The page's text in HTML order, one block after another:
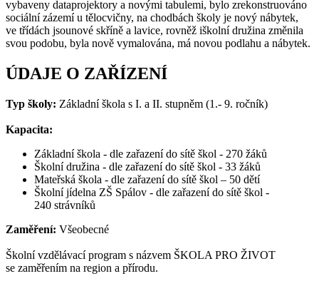
vybaveny dataprojektory a novými tabulemi, bylo zrekonstruováno
sociální zázemí u tělocvičny, na chodbách školy je nový nábytek,
ve třídách jsounové skříně a lavice, rovněž iškolní družina změnila
svou podobu, byla nově vymalována, má novou podlahu a nábytek.
ÚDAJE O ZAŘÍZENÍ
Typ školy: Základní škola s I. a II. stupněm (1.- 9. ročník)
Kapacita:
Základní škola - dle zařazení do sítě škol - 270 žáků
Školní družina - dle zařazení do sítě škol - 33 žáků
Mateřská škola - dle zařazení do sítě škol – 50 dětí
Školní jídelna ZŠ Spálov - dle zařazení do sítě škol -
240 strávníků
Zaměření: Všeobecné
Školní vzdělávací program s názvem ŠKOLA PRO ŽIVOT
se zaměřením na region a přírodu.